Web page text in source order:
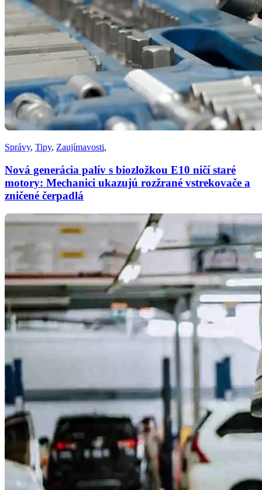
Správy, Tipy, Zaujímavosti,
Nová generácia palív s biozložkou E10 ničí staré
motory: Mechanici ukazujú rozžrané vstrekovače a
zničené čerpadlá